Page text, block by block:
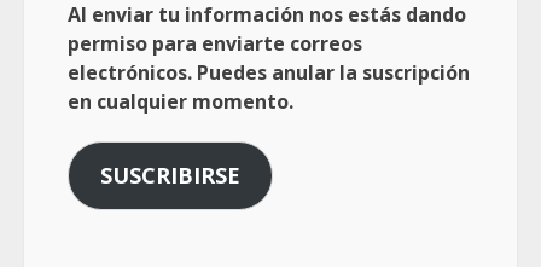
Al enviar tu información nos estás dando
permiso para enviarte correos
electrónicos. Puedes anular la suscripción
en cualquier momento.
SUSCRIBIRSE